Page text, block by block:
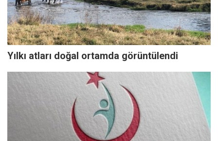
Yılkı atları doğal ortamda görüntülendi